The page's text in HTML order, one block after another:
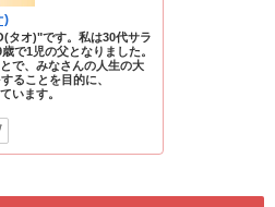
)
タオ)"です。私は30代サラ
で1児の父となりました。
で、みなさんの人生の大
ることを目的に、
います。